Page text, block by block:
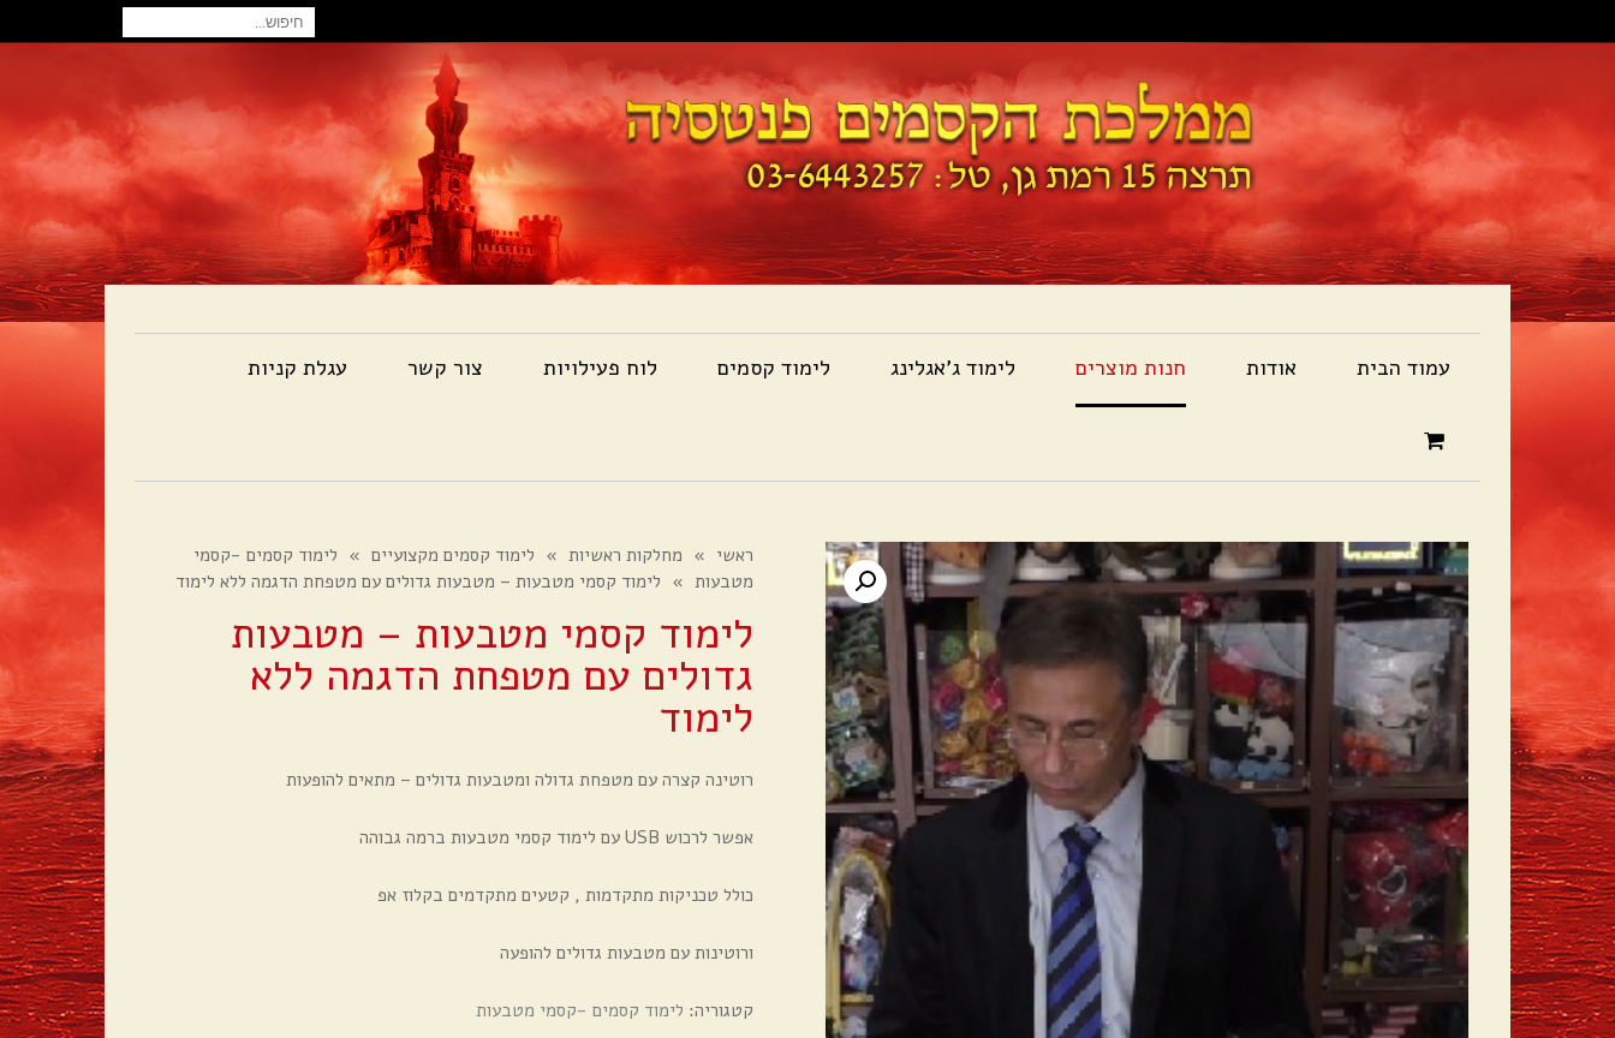
חיפוש
עמוד הבית אודות חנות מוצרים לימוד ג'אגלינג לימוד קסמים לוח פעילויות צור קשר עגלת קניות
ראשי » מחלקות ראשיות » לימוד קסמים מקצועיים » לימוד קסמים -קסמי
מטבעות » לימוד קסמי מטבעות – מטבעות גדולים עם מטפחת הדגמה ללא לימוד
לימוד קסמי מטבעות – מטבעות
גדולים עם מטפחת הדגמה ללא
לימוד
רוטינה קצרה עם מטפחת גדולה ומטבעות גדולים – מתאים להופעות
אפשר לרכוש USB עם לימוד קסמי מטבעות ברמה גבוהה
כולל טכניקות מתקדמות , קטעים מתקדמים בקלוז אפ
ורוטינות עם מטבעות גדולים להופעה
קטגוריה: לימוד קסמים -קסמי מטבעות